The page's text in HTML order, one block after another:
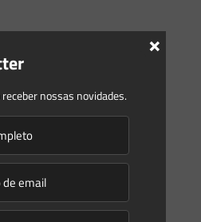
Read more
03/02/2025
Roraima
PRES/DPTGT No 2, DE 21
21 de janeiro de 2025 Revoga a
nossas novidades.
×